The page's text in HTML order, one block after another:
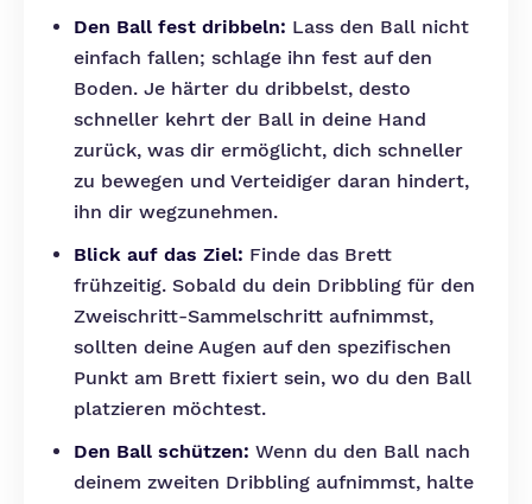
Den Ball fest dribbeln: Lass den Ball nicht
einfach fallen; schlage ihn fest auf den
Boden. Je härter du dribbelst, desto
schneller kehrt der Ball in deine Hand
zurück, was dir ermöglicht, dich schneller
zu bewegen und Verteidiger daran hindert,
ihn dir wegzunehmen.
Blick auf das Ziel: Finde das Brett
frühzeitig. Sobald du dein Dribbling für den
Zweischritt-Sammelschritt aufnimmst,
sollten deine Augen auf den spezifischen
Punkt am Brett fixiert sein, wo du den Ball
platzieren möchtest.
Den Ball schützen: Wenn du den Ball nach
deinem zweiten Dribbling aufnimmst, halte